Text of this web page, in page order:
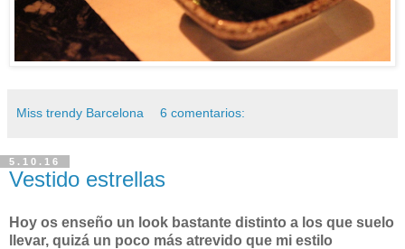
Miss trendy Barcelona 6 comentarios:
5.10.16
Vestido estrellas
Hoy os enseño un look bastante distinto a los que suelo
llevar, quizá un poco más atrevido que mi estilo